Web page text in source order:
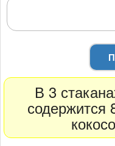
В 3
содержится